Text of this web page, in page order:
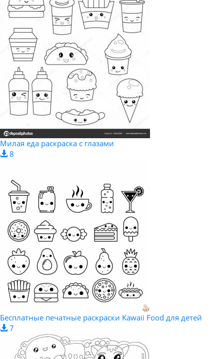
Милая еда раскраска с глазами
8
Бесплатные печатные раскраски Kawaii Food для детей
7